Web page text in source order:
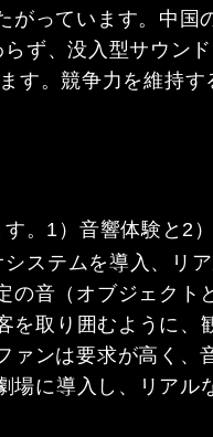
っています。中
ず、没入型サウン
。競争力を維持
。1）音響体験と2）
ステムを導入、リ
音（オブジェクト
取り囲むように
ンは要求が高く
に導入し、リアル